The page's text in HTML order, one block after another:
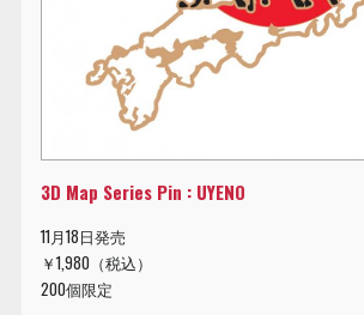
3D Map Series Pin : UYENO
11月18日発売
￥1,980（税込）
200個限定